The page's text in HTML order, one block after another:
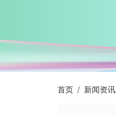
首页 新闻资讯